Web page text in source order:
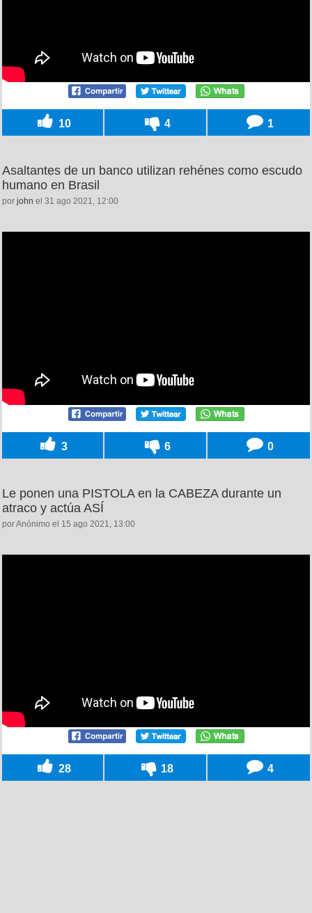
10 4 1
Asaltantes de un banco utilizan rehénes como escudo
humano en Brasil
por john el 31 ago 2021, 12:00
3 6 0
Le ponen una PISTOLA en la CABEZA durante un
atraco y actúa ASÍ
por Anónimo el 15 ago 2021, 13:00
28 18 4